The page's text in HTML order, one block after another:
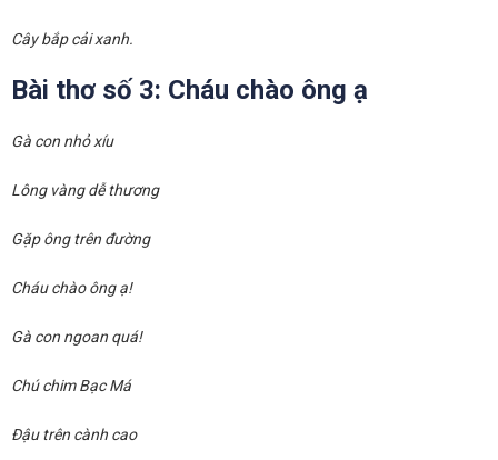
Cây bắp cải xanh.
Bài thơ số 3: Cháu chào ông ạ
Gà con nhỏ xíu
Lông vàng dễ thương
Gặp ông trên đường
Cháu chào ông ạ!
Gà con ngoan quá!
Chú chim Bạc Má
Đậu trên cành cao